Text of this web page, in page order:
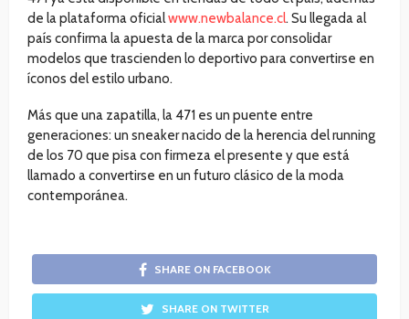
de la plataforma oficialwww.newbalance.cl. Su llegada al
país confirma la apuesta de la marca por consolidar
modelos que trascienden lo deportivo para convertirse en
íconos del estilo urbano.
Más que una zapatilla, la 471 es un puente entre
generaciones: un sneaker nacido de la herencia del running
de los 70 que pisa con firmeza el presente y que está
llamado a convertirse en un futuro clásico de la moda
contemporánea.
SHARE ON FACEBOOK
SHARE ON TWITTER